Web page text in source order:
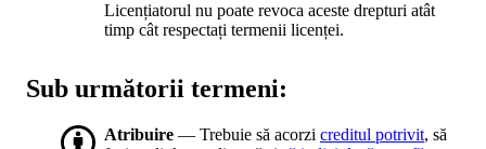
Licențiatorul nu poate revoca aceste drepturi atât
timp cât respectați termenii licenței.
Sub următorii termeni:
Atribuire — Trebuie să acorzi creditul potrivit, să